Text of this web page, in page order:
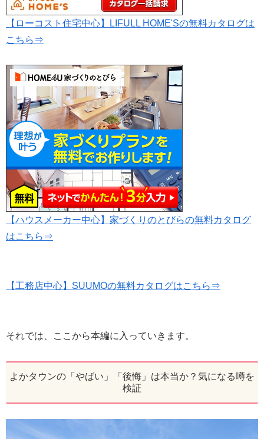
【ローコスト住宅中心】LIFULL HOME'Sの無料カタログは
こちら⇒
【ハウスメーカー中心】家づくりのとびらの無料カタログ
はこちら⇒
【工務店中心】SUUMOの無料カタログはこちら⇒
それでは、ここから本編に入っていきます。
よかタウンの「やばい」「後悔」は本当か？気になる噂を
検証